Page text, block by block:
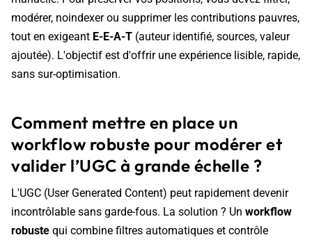
modérer, noindexer ou supprimer les contributions pauvres,
tout en exigeant E-E-A-T (auteur identifié, sources, valeur
ajoutée). L'objectif est d'offrir une expérience lisible, rapide,
sans sur-optimisation.
Comment mettre en place un
workflow robuste pour modérer et
valider l’UGC à grande échelle ?
L'UGC (User Generated Content) peut rapidement devenir
incontrôlable sans garde-fous. La solution ? Un workflow
robuste qui combine filtres automatiques et contrôle